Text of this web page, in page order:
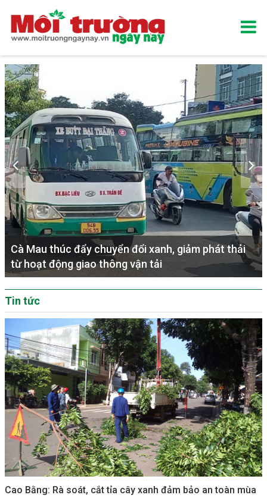
Cà Mau thúc đẩy chuyển đổi xanh, giảm phát thải
từ hoạt động giao thông vận tải
Tin tức
Cao Bằng: Rà soát, cắt tỉa cây xanh đảm bảo an toàn mùa